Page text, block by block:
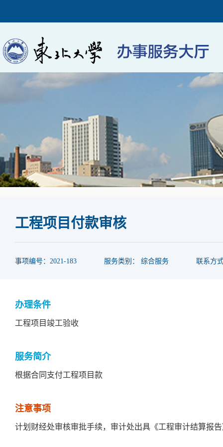
工程项目付款审核
事项编号：2021-183 服务类别： 综合服务 联系方
办理条件
工程项目竣工验收
服务简介
根据合同支付工程项目款
注意事项
计划财经处审核审批手续，审计处出具《工程审计结算报